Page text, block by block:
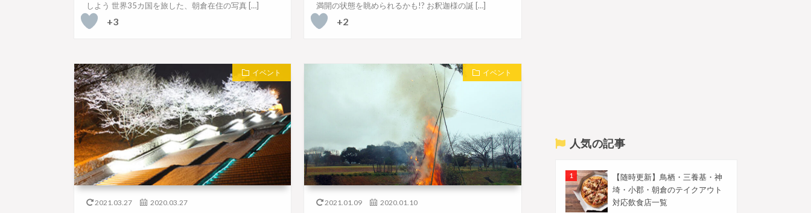
しよう 世界35カ国を旅した、朝倉在住の写真 […]
+3
満開の状態を眺められるかも!? お釈迦様の誕 […]
+2
イベント
2021.03.27 2020.03.27
イベント
2021.01.09 2020.01.10
人気の記事
【随時更新】鳥栖・三養基・神
埼・小郡・朝倉のテイクアウト
対応飲食店一覧